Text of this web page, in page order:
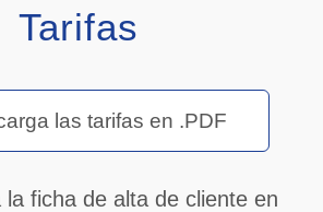
Tarifas
las tarifas en .PDF
la ficha de alta de cliente en